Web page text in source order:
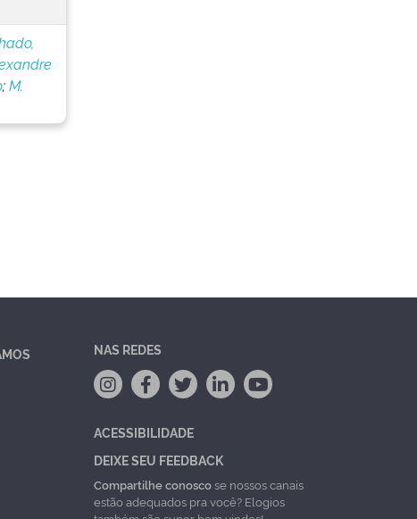
;M.
NAS REDES
ACESSIBILIDADE
DEIXE SEU FEEDBACK
Compartilhe conoscose nossos canais
estão adequados pra você? Elogios